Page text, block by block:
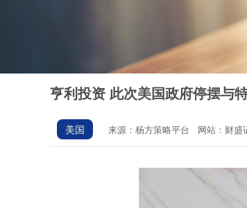
亨利投资 此次美国政府停摆与
美国 来源：杨方策略平台 网站：财盛